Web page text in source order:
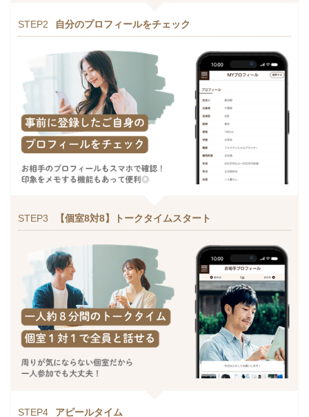
STEP2 自分のプロフィールをチェック
STEP3 【個室8対8】トークタイムスタート
STEP4 アピールタイム